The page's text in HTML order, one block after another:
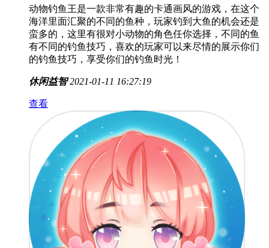
动物钓鱼王是一款非常有趣的卡通画风的游戏，在这个
海洋里面汇聚的不同的鱼种，玩家钓到大鱼的机会还是
蛮多的，这里有很对小动物的角色任你选择，不同的鱼
有不同的钓鱼技巧，喜欢的玩家可以来尽情的展示你们
的钓鱼技巧，享受你们的钓鱼时光！
休闲益智 2021-01-11 16:27:19
查看